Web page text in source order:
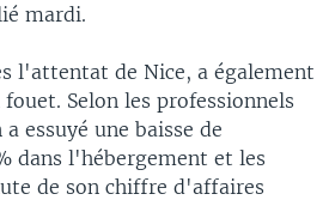
mardi.
l'attentat de Nice, a également
Selon les professionnels
essuyé une baisse de
dans l'hébergement et les
de son chiffre d'affaires